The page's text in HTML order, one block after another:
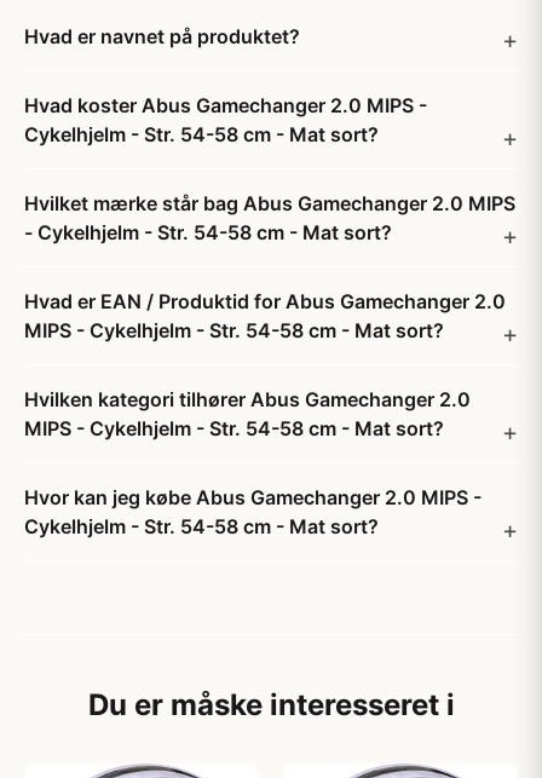
Hvad er navnet på produktet?
Hvad koster Abus Gamechanger 2.0 MIPS -
Cykelhjelm - Str. 54-58 cm - Mat sort?
Hvilket mærke står bag Abus Gamechanger 2.0 MIPS
- Cykelhjelm - Str. 54-58 cm - Mat sort?
Hvad er EAN / Produktid for Abus Gamechanger 2.0
MIPS - Cykelhjelm - Str. 54-58 cm - Mat sort?
Hvilken kategori tilhører Abus Gamechanger 2.0
MIPS - Cykelhjelm - Str. 54-58 cm - Mat sort?
Hvor kan jeg købe Abus Gamechanger 2.0 MIPS -
Cykelhjelm - Str. 54-58 cm - Mat sort?
Du er måske interesseret i